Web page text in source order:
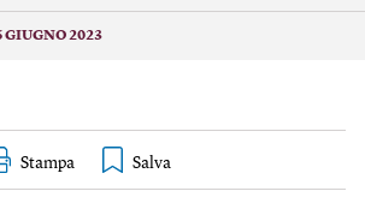
GIUGNO 2023
Stampa